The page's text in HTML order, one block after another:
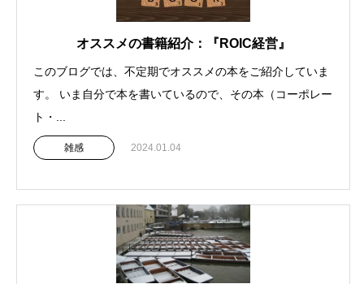
オススメの書籍紹介：『ROIC経営』
このブログでは、不定期でオススメの本をご紹介していま
す。 いま自分で本を書いているので、その本（コーポレー
ト・...
雑感 2024.01.04